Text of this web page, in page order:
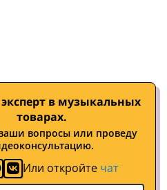
в музыкальных
товарах.
вопросы или проведу
Или откройте чат